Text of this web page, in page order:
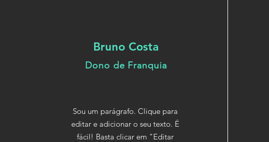
Bruno Costa
Dono de Franquia
Sou um parágrafo. Clique para
editar e adicionar o seu texto. É
fácil! Basta clicar em "Editar